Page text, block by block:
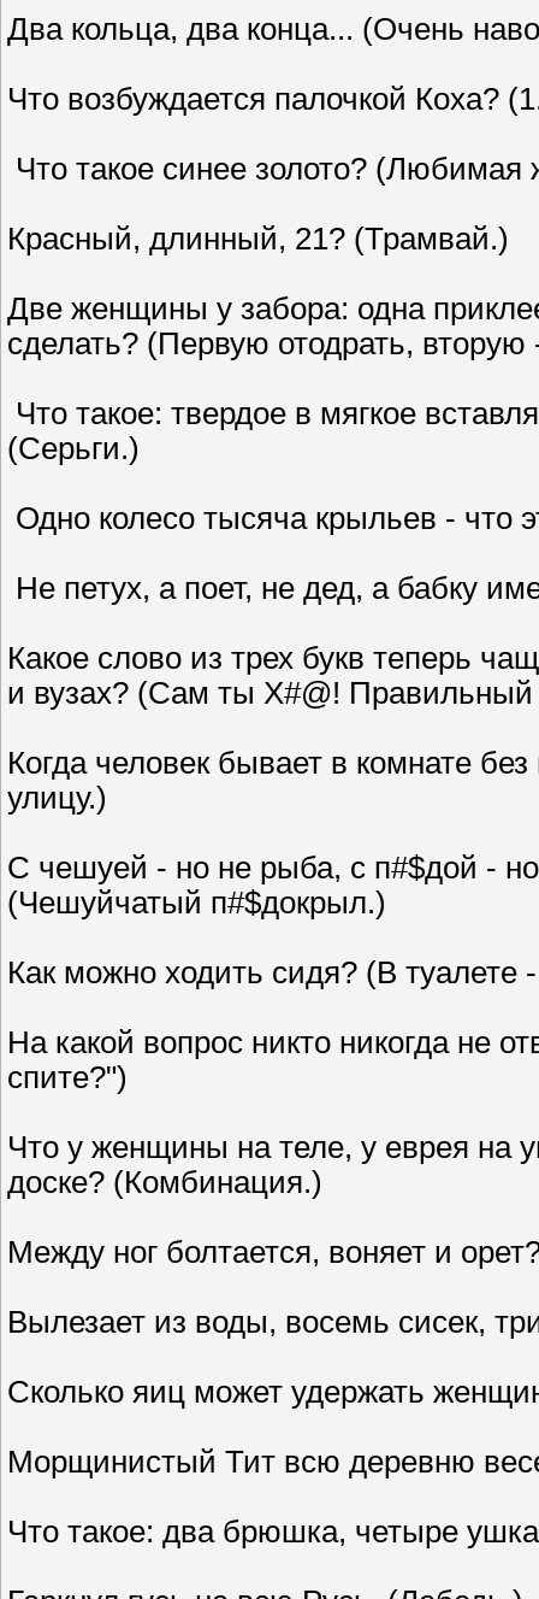
Два кольца, два конца... (Очень
Что возбуждается палочкой Коха?
Что такое синее золото?
Красный, длинный, 21? (Трамвай.)
Две женщины у забора: одна
сделать? (Первую отодрать, вторую
Что такое: твердое в мягкое
(Сеpьги.)
Одно колесо тысяча крыльев - что
Не петух, а поет, не дед, а бабку
Какое слово из трех букв теперь
и вузах? (Сам ты Х#@!
Когда человек бывает в комнате
улицу.)
С чешуей - но не рыба, с п#$дой -
(Чешуйчатый п#$докрыл.)
Как можно ходить сидя? (В туалете
На какой вопрос никто никогда не
спите?")
Что у женщины на теле, у еврея на
доске? (Комбинация.)
Между ног болтается, воняет и
Вылезает из воды, восемь сисек,
Сколько яиц может удержать
Морщинистый Тит всю деревню
Что такое: два брюшка, четыре